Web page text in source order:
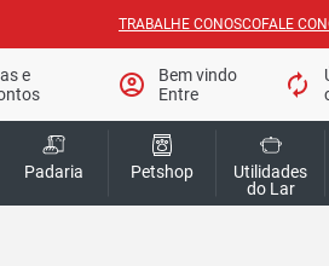
TRABALHE CONOSCOFALE
e
account_circle
Bem vindo
Entre
autorenew
Padaria Petshop
Utilidades
do Lar